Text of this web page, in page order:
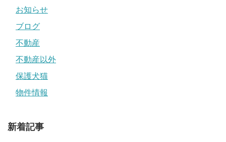
お知らせ
ブログ
不動産
不動産以外
保護犬猫
物件情報
新着記事